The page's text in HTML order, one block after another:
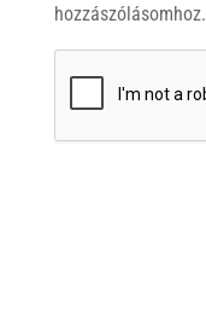
hozzászólásomhoz.